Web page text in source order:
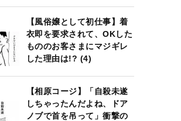
【風俗嬢として初仕事】着
衣即を要求されて、OKした
もののお客さまにマジギレ
した理由は!? (4)
【相原コージ】「自殺未遂
しちゃったんだよね、ドア
ノブで首を吊って」衝撃の